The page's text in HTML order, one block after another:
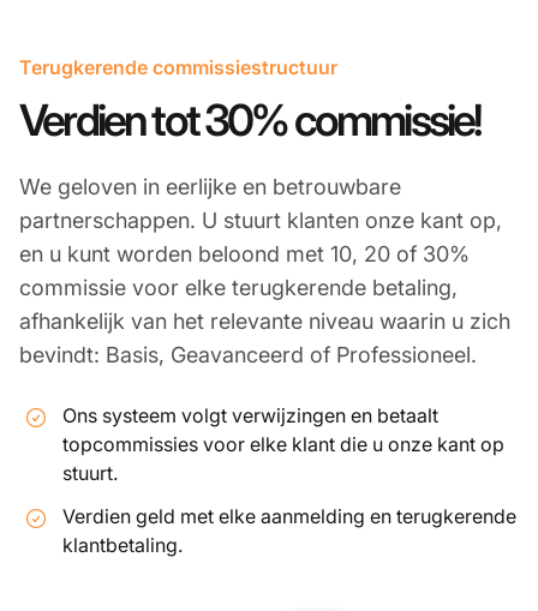
Terugkerende commissiestructuur
Verdien tot 30% commissie!
We geloven in eerlijke en betrouwbare
partnerschappen. U stuurt klanten onze kant op,
en u kunt worden beloond met 10, 20 of 30%
commissie voor elke terugkerende betaling,
afhankelijk van het relevante niveau waarin u zich
bevindt: Basis, Geavanceerd of Professioneel.
Ons systeem volgt verwijzingen en betaalt
topcommissies voor elke klant die u onze kant op
stuurt.
Verdien geld met elke aanmelding en terugkerende
klantbetaling.